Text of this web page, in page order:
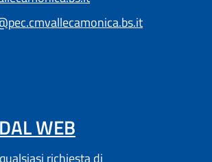
WEB